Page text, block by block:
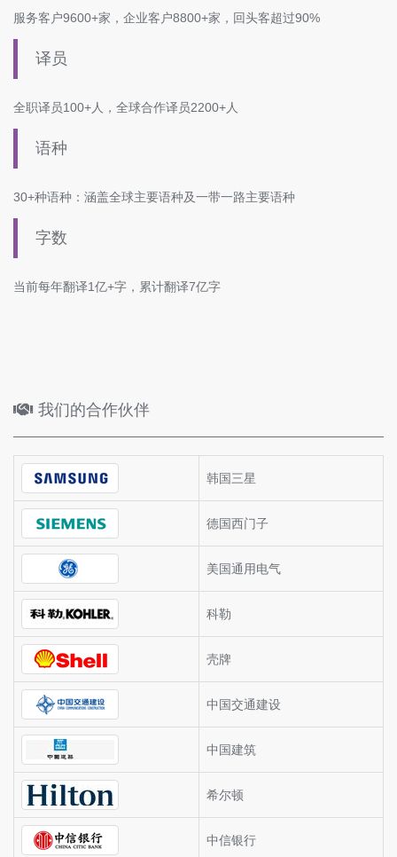
服务客户9600+家，企业客户8800+家，回头客超过90%
译员
全职译员100+人，全球合作译员2200+人
语种
30+种语种：涵盖全球主要语种及一带一路主要语种
字数
当前每年翻译1亿+字，累计翻译7亿字
我们的合作伙伴
韩国三星
德国西门子
美国通用电气
科勒
壳牌
中国交通建设
中国建筑
希尔顿
中信银行